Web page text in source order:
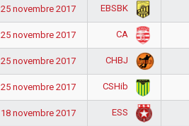
25 novembre 2017 EBSBK
25 novembre 2017 CA
25 novembre 2017 CHBJ
25 novembre 2017 CSHib
18 novembre 2017 ESS